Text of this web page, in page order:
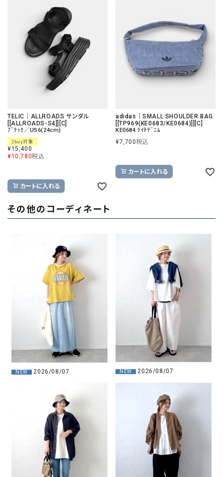
TELIC｜ALLROADS サンダル
[[ALLROADS-S4]][C]
ﾌﾞﾗｯｸ／US6(24cm)
2buy対象
¥15,400
¥10,780税込
カートに入れる
adidas｜SMALL SHOULDER BAG
[[TP969(KE0683/KE0684)]][C]
KE0684 ﾗｲﾄﾃﾞﾆﾑ
¥7,700税込
カートに入れる
その他のコーディネート
NEW 2026/08/07 NEW 2026/08/07